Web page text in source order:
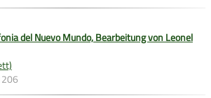
del Nuevo Mundo, Bearbeitung von Leonel